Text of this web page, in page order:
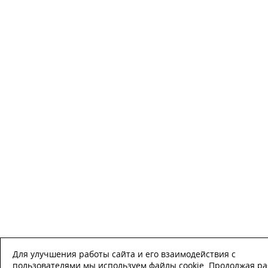
Для улучшения работы сайта и его взаимодействия с
пользователями мы используем файлы cookie. Продолжая